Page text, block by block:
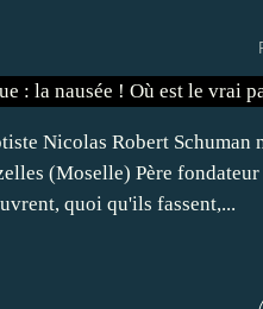
Nicolas Robert
(Moselle) Père
quoi qu'ils fassent,...